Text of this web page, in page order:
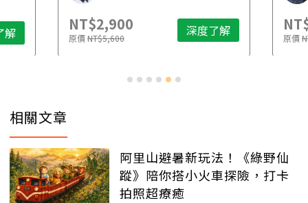
解 NT$2,900
原價NT$5,600 深度了解 原價
相關文章
阿里山避暑新玩法！《綠野仙
蹤》陪你搭小火車探險，打卡
拍照超療癒